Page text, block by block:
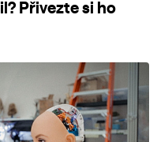
Přivezte si ho